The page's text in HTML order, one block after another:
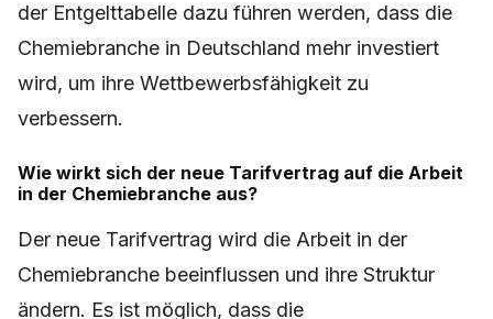
der Entgelttabelle dazu führen werden, dass die
Chemiebranche in Deutschland mehr investiert
wird, um ihre Wettbewerbsfähigkeit zu
verbessern.
Wie wirkt sich der neue Tarifvertrag auf die Arbeit
in der Chemiebranche aus?
Der neue Tarifvertrag wird die Arbeit in der
Chemiebranche beeinflussen und ihre Struktur
ändern. Es ist möglich, dass die